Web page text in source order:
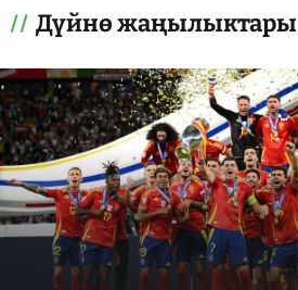
Дүйнө жаңылыктары